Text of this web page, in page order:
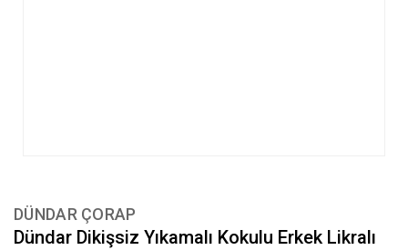
DÜNDAR ÇORAP
Dündar Dikişsiz Yıkamalı Kokulu Erkek Likralı